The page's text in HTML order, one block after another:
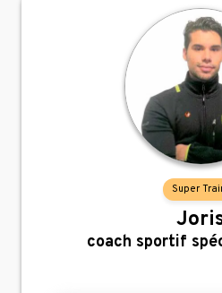
Super
,
coach sportif